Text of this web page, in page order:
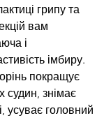
грипу та
вам
і
імбиру.
покращує
судин, знімає
усуває головний